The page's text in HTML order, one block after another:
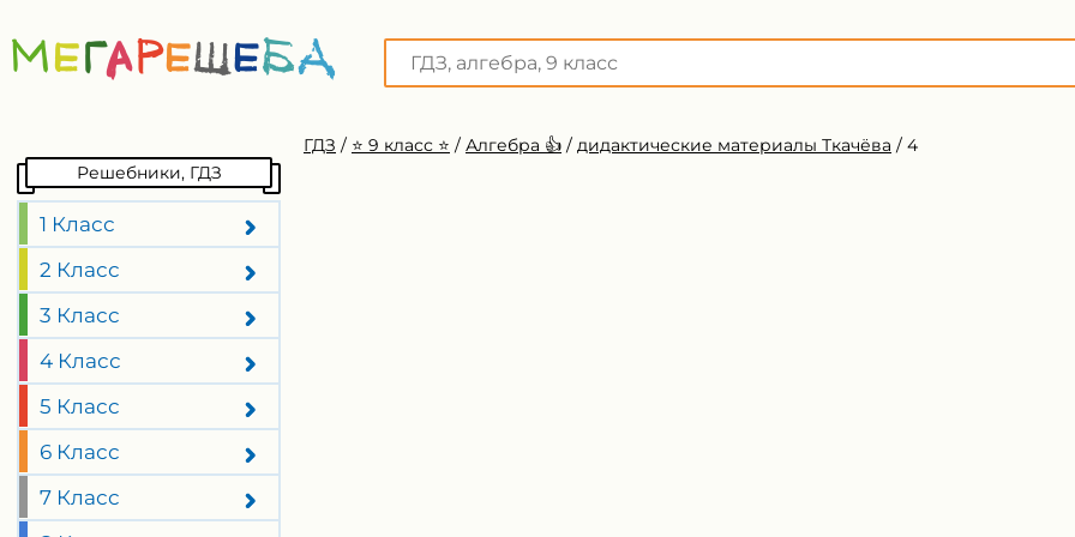
Решебники, ГДЗ
1 Класс
2 Класс
3 Класс
4 Класс
5 Класс
6 Класс
7 Класс
ГДЗ / ⭐️ 9 класс ⭐️ / Алгебра 👍 / дидактические материалы Ткачёва / 4